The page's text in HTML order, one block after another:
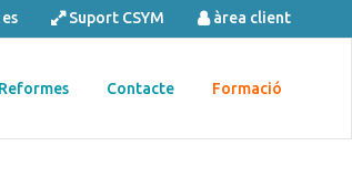
es Suport CSYM àrea client
Contacte Formació